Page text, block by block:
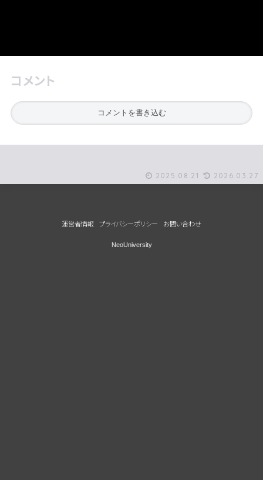
2025.08.21 2026.03.27
コメント
コメントを書き込む
運営者情報 プライバシーポリシー お問い合わせ
NeoUniversity